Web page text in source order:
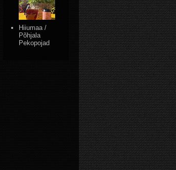
Hiiumaa /
Põhjala
Pekopojad